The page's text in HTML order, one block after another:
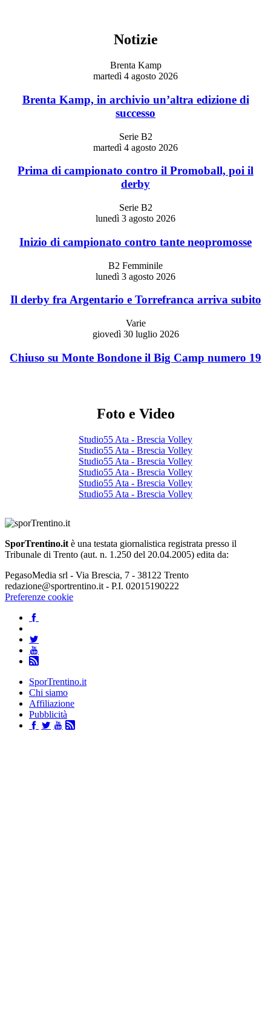
Notizie
Brenta Kamp
martedì 4 agosto 2026
Brenta Kamp, in archivio un’altra edizione di
successo
Serie B2
martedì 4 agosto 2026
Prima di campionato contro il Promoball, poi il
derby
Serie B2
lunedì 3 agosto 2026
Inizio di campionato contro tante neopromosse
B2 Femminile
lunedì 3 agosto 2026
Il derby fra Argentario e Torrefranca arriva subito
Varie
giovedì 30 luglio 2026
Chiuso su Monte Bondone il Big Camp numero 19
Foto e Video
Studio55 Ata - Brescia Volley
Studio55 Ata - Brescia Volley
Studio55 Ata - Brescia Volley
Studio55 Ata - Brescia Volley
Studio55 Ata - Brescia Volley
Studio55 Ata - Brescia Volley
SporTrentino.it è una testata giornalistica registrata presso il
Tribunale di Trento (aut. n. 1.250 del 20.04.2005) edita da:
PegasoMedia srl - Via Brescia, 7 - 38122 Trento
redazione@sportrentino.it - P.I. 02015190222
Preferenze cookie
SporTrentino.it
Chi siamo
Affiliazione
Pubblicità